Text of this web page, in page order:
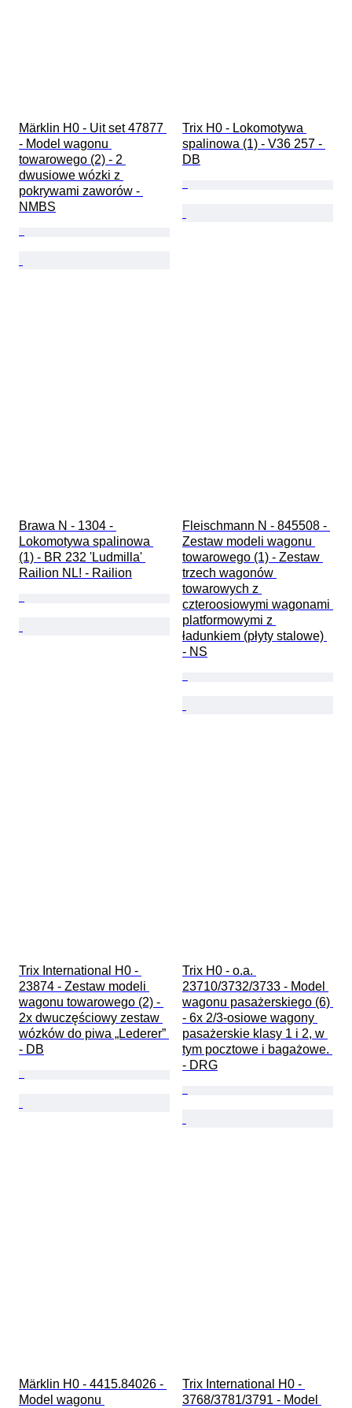
Märklin H0 - Uit set 47877
- Model wagonu
towarowego (2) - 2
dwusiowe wózki z
pokrywami zaworów -
NMBS
Trix H0 - Lokomotywa
spalinowa (1) - V36 257 -
DB
Brawa N - 1304 -
Lokomotywa spalinowa
(1) - BR 232 'Ludmilla'
Railion NL! - Railion
Fleischmann N - 845508 -
Zestaw modeli wagonu
towarowego (1) - Zestaw
trzech wagonów
towarowych z
czteroosiowymi wagonami
platformowymi z
ładunkiem (płyty stalowe)
- NS
Trix International H0 -
23874 - Zestaw modeli
wagonu towarowego (2) -
2x dwuczęściowy zestaw
wózków do piwa „Lederer”
- DB
Trix H0 - o.a.
23710/3732/3733 - Model
wagonu pasażerskiego (6)
- 6x 2/3-osiowe wagony
pasażerskie klasy 1 i 2, w
tym pocztowe i bagażowe.
- DRG
Märklin H0 - 4415.84026 -
Model wagonu
Trix International H0 -
3768/3781/3791 - Model